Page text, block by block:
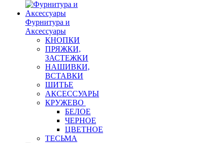
Фурнитура и
Аксессуары
КНОПКИ
ПРЯЖКИ,
ЗАСТЕЖКИ
НАШИВКИ,
ВСТАВКИ
ШИТЬЕ
АКСЕССУАРЫ
КРУЖЕВО
БЕЛОЕ
ЧЕРНОЕ
ЦВЕТНОЕ
ТЕСЬМА